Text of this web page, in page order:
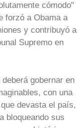
cómodo"
forzó a Obama a
y contribuyó a
Supremo en
gobernar en
con una
devasta el país,
bloqueando sus